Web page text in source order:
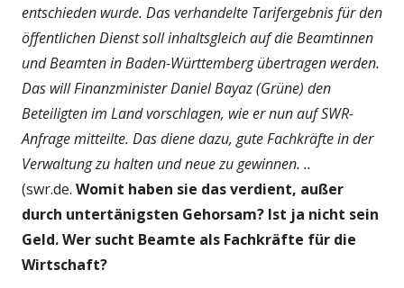
entschieden wurde. Das verhandelte Tarifergebnis für den
öffentlichen Dienst soll inhaltsgleich auf die Beamtinnen
und Beamten in Baden-Württemberg übertragen werden.
Das will Finanzminister Daniel Bayaz (Grüne) den
Beteiligten im Land vorschlagen, wie er nun auf SWR-
Anfrage mitteilte. Das diene dazu, gute Fachkräfte in der
Verwaltung zu halten und neue zu gewinnen. ..
(swr.de. Womit haben sie das verdient, außer
durch untertänigsten Gehorsam? Ist ja nicht sein
Geld. Wer sucht Beamte als Fachkräfte für die
Wirtschaft?